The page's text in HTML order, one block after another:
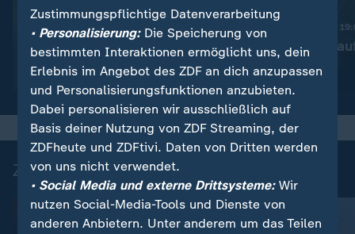
Nachrichten | heute 19:00 Uhr
Trotz Krieg:
Leihmutterschaft in der
Ukraine
Video1:38
Nachrichten | heute
Taiwan rüstet
Video1:45
Zuletzt auf ZDFheute veröffentlicht
Zustimmungspflichtige Datenverarbeitung
• Personalisierung:Die Speicherung von
bestimmten Interaktionen ermöglicht uns, dein
Erlebnis im Angebot des ZDF an dich anzupassen
und Personalisierungsfunktionen anzubieten.
Dabei personalisieren wir ausschließlich auf
Basis deiner Nutzung von ZDF Streaming, der
ZDFheute und ZDFtivi. Daten von Dritten werden
von uns nicht verwendet.
• Social Media und externe Drittsysteme:Wir
nutzen Social-Media-Tools und Dienste von
anderen Anbietern. Unter anderem um das Teilen